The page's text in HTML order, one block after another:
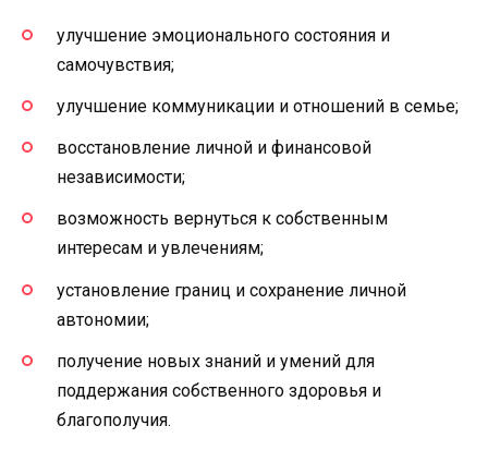
улучшение эмоционального состояния и
самочувствия;
улучшение коммуникации и отношений в семье;
восстановление личной и финансовой
независимости;
возможность вернуться к собственным
интересам и увлечениям;
установление границ и сохранение личной
автономии;
получение новых знаний и умений для
поддержания собственного здоровья и
благополучия.